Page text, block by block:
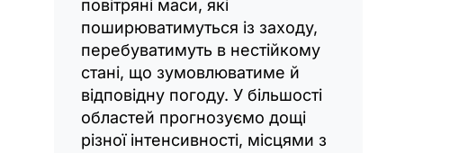
повітряні маси, які
поширюватимуться із заходу,
перебуватимуть в нестійкому
стані, що зумовлюватиме й
відповідну погоду. У більшості
областей прогнозуємо дощі
різної інтенсивності, місцями з